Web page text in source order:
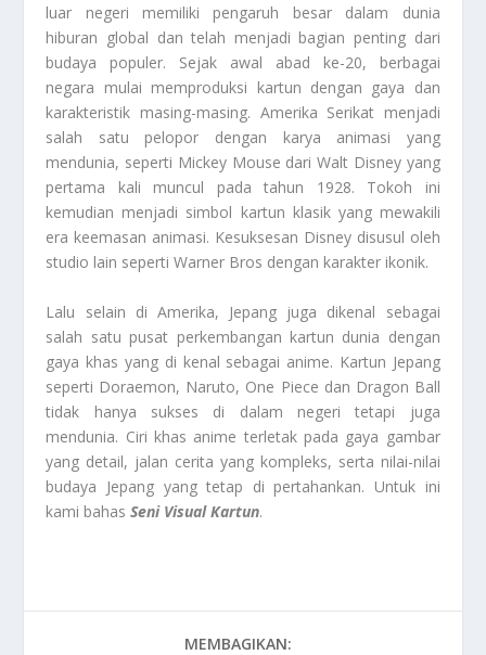
luar negeri memiliki pengaruh besar dalam dunia
hiburan global dan telah menjadi bagian penting dari
budaya populer. Sejak awal abad ke-20, berbagai
negara mulai memproduksi kartun dengan gaya dan
karakteristik masing-masing. Amerika Serikat menjadi
salah satu pelopor dengan karya animasi yang
mendunia, seperti Mickey Mouse dari Walt Disney yang
pertama kali muncul pada tahun 1928. Tokoh ini
kemudian menjadi simbol kartun klasik yang mewakili
era keemasan animasi. Kesuksesan Disney disusul oleh
studio lain seperti Warner Bros dengan karakter ikonik.
Lalu selain di Amerika, Jepang juga dikenal sebagai
salah satu pusat perkembangan kartun dunia dengan
gaya khas yang di kenal sebagai anime. Kartun Jepang
seperti Doraemon, Naruto, One Piece dan Dragon Ball
tidak hanya sukses di dalam negeri tetapi juga
mendunia. Ciri khas anime terletak pada gaya gambar
yang detail, jalan cerita yang kompleks, serta nilai-nilai
budaya Jepang yang tetap di pertahankan. Untuk ini
kami bahasSeni Visual Kartun.
MEMBAGIKAN: